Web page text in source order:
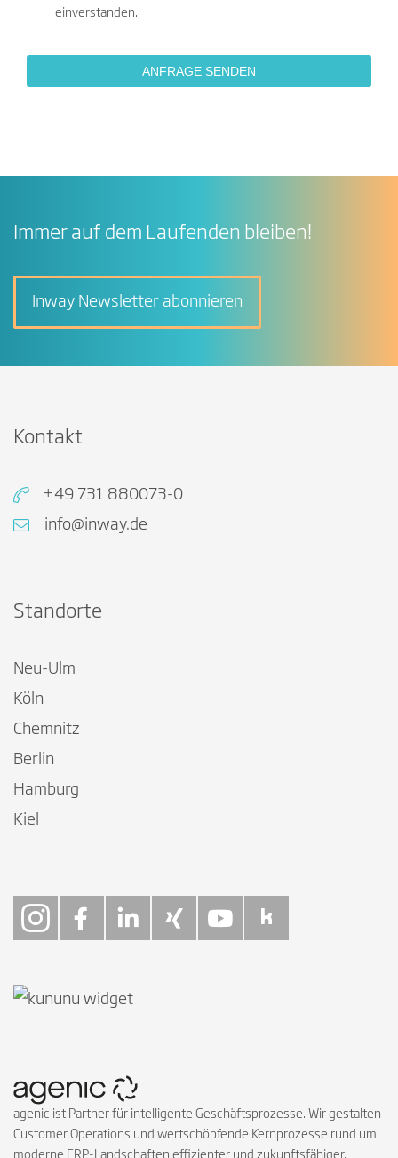
einverstanden.
Immer auf dem Laufenden bleiben!
Inway Newsletter abonnieren
Kontakt
+49 731 880073-0
info@inway.de
Standorte
Neu-Ulm
Köln
Chemnitz
Berlin
Hamburg
Kiel
agenic ist Partner für intelligente Geschäftsprozesse. Wir gestalten
Customer Operations und wertschöpfende Kernprozesse rund um
moderne ERP-Landschaften effizienter und zukunftsfähiger.